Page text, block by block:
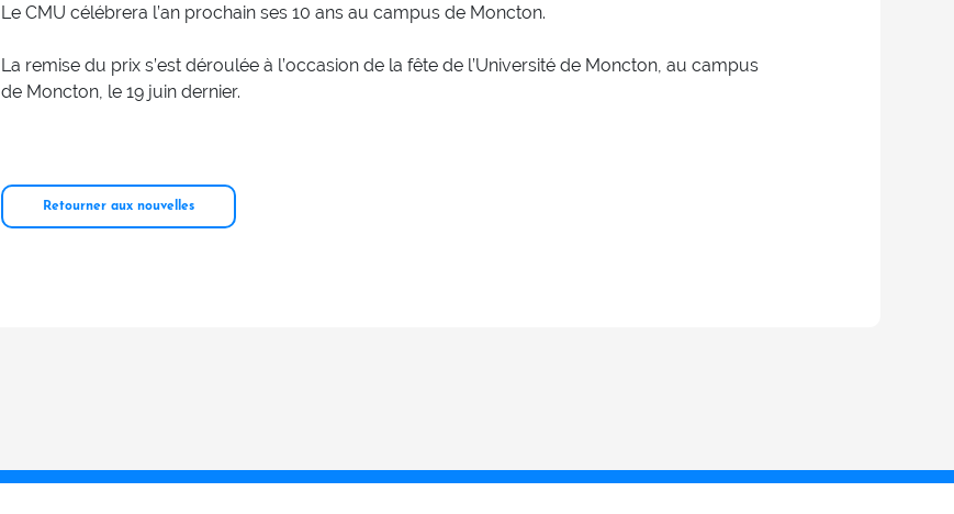
Le CMU célébrera l’an prochain ses 10 ans au campus de Moncton.
La remise du prix s’est déroulée à l’occasion de la fête de l’Université de Moncton, au campus
de Moncton, le 19 juin dernier.
Retourner aux nouvelles